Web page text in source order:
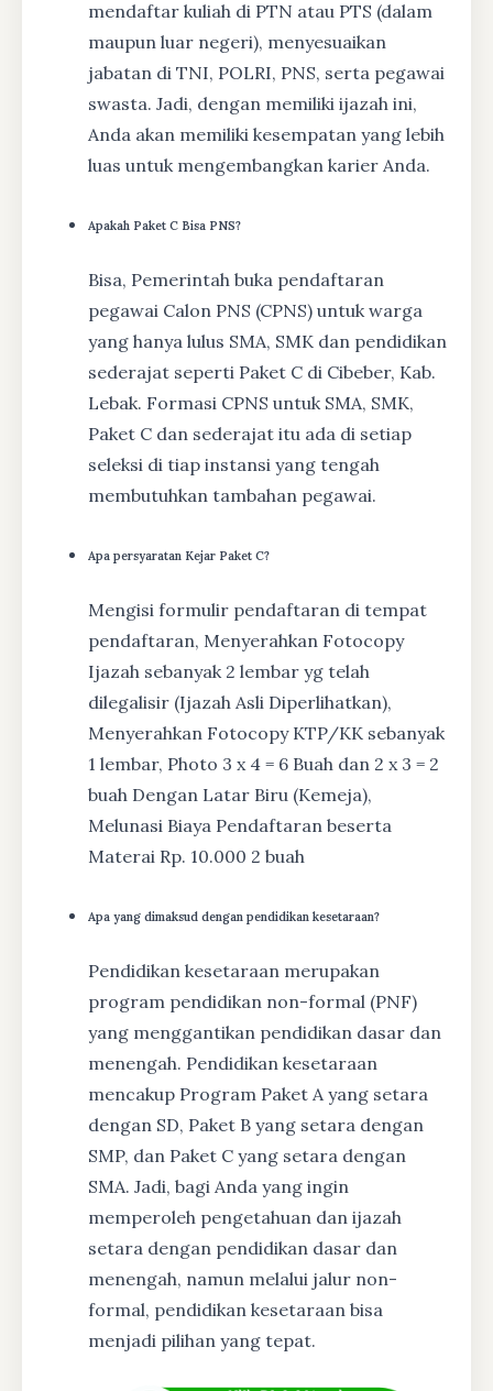
mendaftar kuliah di PTN atau PTS (dalam
maupun luar negeri), menyesuaikan
jabatan di TNI, POLRI, PNS, serta pegawai
swasta. Jadi, dengan memiliki ijazah ini,
Anda akan memiliki kesempatan yang lebih
luas untuk mengembangkan karier Anda.
Apakah Paket C Bisa PNS?
Bisa, Pemerintah buka pendaftaran
pegawai Calon PNS (CPNS) untuk warga
yang hanya lulus SMA, SMK dan pendidikan
sederajat seperti Paket C di Cibeber, Kab.
Lebak. Formasi CPNS untuk SMA, SMK,
Paket C dan sederajat itu ada di setiap
seleksi di tiap instansi yang tengah
membutuhkan tambahan pegawai.
Apa persyaratan Kejar Paket C?
Mengisi formulir pendaftaran di tempat
pendaftaran, Menyerahkan Fotocopy
Ijazah sebanyak 2 lembar yg telah
dilegalisir (Ijazah Asli Diperlihatkan),
Menyerahkan Fotocopy KTP/KK sebanyak
1 lembar, Photo 3 x 4 = 6 Buah dan 2 x 3 = 2
buah Dengan Latar Biru (Kemeja),
Melunasi Biaya Pendaftaran beserta
Materai Rp. 10.000 2 buah
Apa yang dimaksud dengan pendidikan kesetaraan?
Pendidikan kesetaraan merupakan
program pendidikan non-formal (PNF)
yang menggantikan pendidikan dasar dan
menengah. Pendidikan kesetaraan
mencakup Program Paket A yang setara
dengan SD, Paket B yang setara dengan
SMP, dan Paket C yang setara dengan
SMA. Jadi, bagi Anda yang ingin
memperoleh pengetahuan dan ijazah
setara dengan pendidikan dasar dan
menengah, namun melalui jalur non-
formal, pendidikan kesetaraan bisa
menjadi pilihan yang tepat.